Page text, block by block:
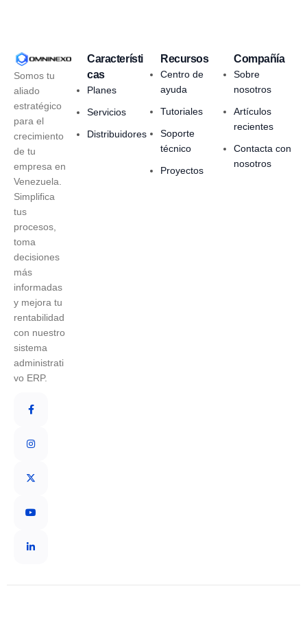
Somos tu
aliado
estratégico
para el
crecimiento
de tu
empresa en
Venezuela.
Simplifica
tus
procesos,
toma
decisiones
más
informadas
y mejora tu
rentabilidad
con nuestro
sistema
administrati
vo ERP.
Característi
cas
Planes
Servicios
Distribuidores
Recursos
Centro de
ayuda
Tutoriales
Soporte
técnico
Proyectos
Compañía
Sobre
nosotros
Artículos
recientes
Contacta con
nosotros